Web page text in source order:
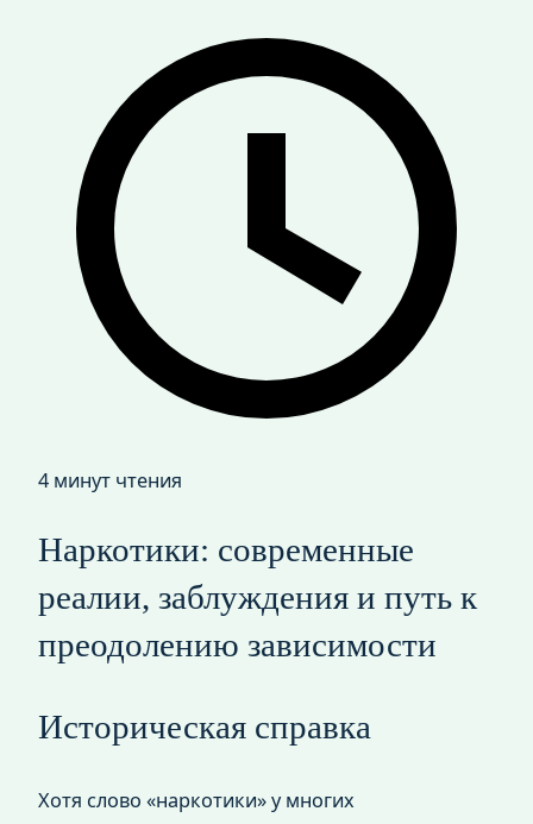
4 минут чтения
Наркотики: современные
реалии, заблуждения и путь к
преодолению зависимости
Историческая справка
Хотя слово «наркотики» у многих